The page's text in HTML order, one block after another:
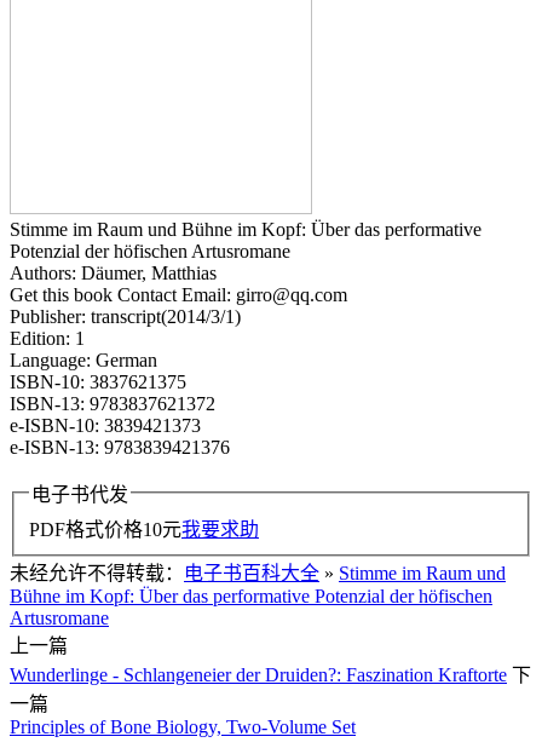
Stimme im Raum und Bühne im Kopf: Über das performative
Potenzial der höfischen Artusromane
Authors: Däumer, Matthias
Get this book Contact Email: girro@qq.com
Publisher: transcript(2014/3/1)
Edition: 1
Language: German
ISBN-10: 3837621375
ISBN-13: 9783837621372
e-ISBN-10: 3839421373
e-ISBN-13: 9783839421376
电子书代发
PDF格式价格10元我要求助
未经允许不得转载： 电子书百科大全 » Stimme im Raum und
Bühne im Kopf: Über das performative Potenzial der höfischen
Artusromane
上一篇
Wunderlinge - Schlangeneier der Druiden?: Faszination Kraftorte 下
一篇
Principles of Bone Biology, Two-Volume Set